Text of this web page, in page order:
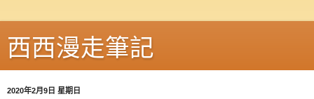
西西漫走筆記
2020年2月9日 星期日